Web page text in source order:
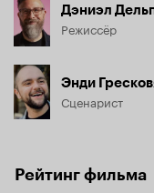
Дэниэл
Режиссёр
Энди
Сценарист
Рейтинг фильма